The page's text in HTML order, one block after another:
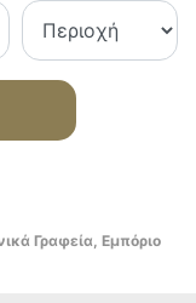
Γραφεία, Εμπόριο